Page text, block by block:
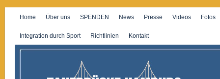
Home Über uns SPENDEN News Presse Videos Fotos
Integration durch Sport Richtlinien Kontakt